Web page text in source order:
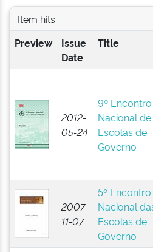
Item hits:
Preview
Issue
Date
Title
2012-
05-24
9º Encontro
Nacional de
Escolas de
Governo
2007-
11-07
5º Encontro
Nacional
Escolas de
Governo